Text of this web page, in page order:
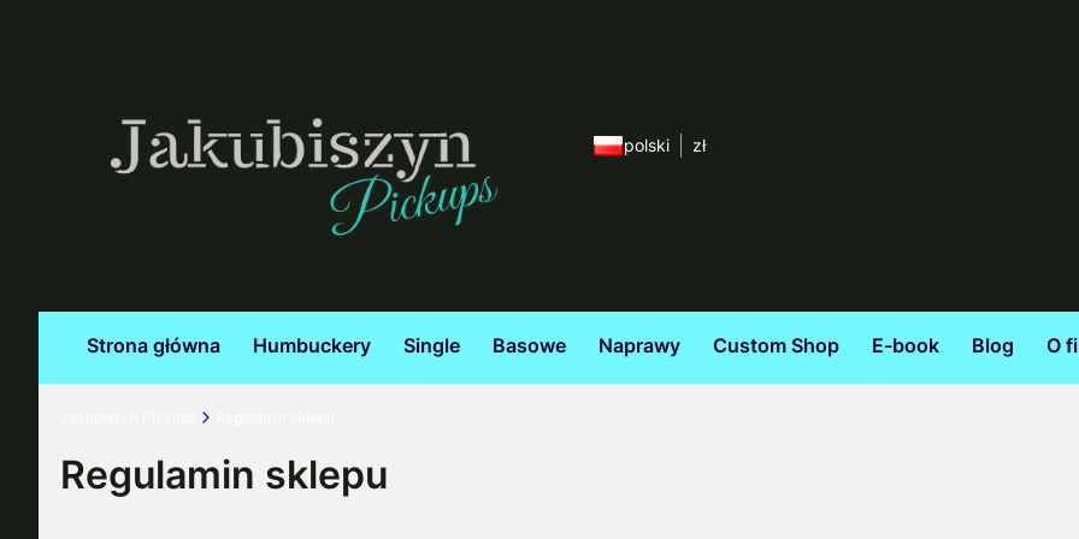
polski zł
Strona główna Humbuckery Single Basowe Naprawy Custom Shop E-book Blog O
Regulamin sklepu